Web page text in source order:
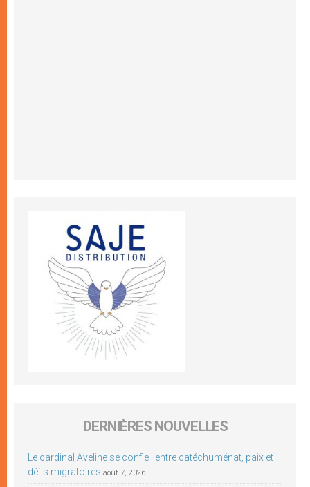
DERNIÈRES NOUVELLES
Le cardinal Aveline se confie : entre catéchuménat, paix et
défis migratoires août 7, 2026